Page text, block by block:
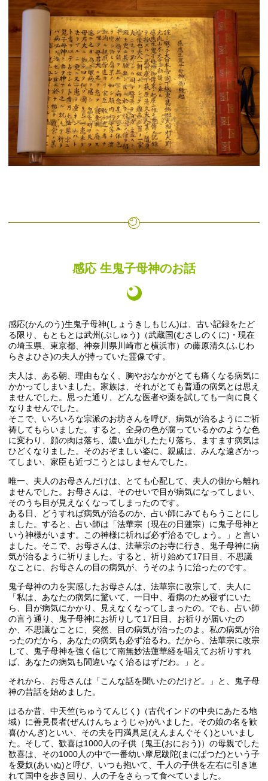
感応 生鬼子母神のお話
感応(かんのう)生鬼子母神(しょうきしもじん)は、古い記録をたど
る限り、もともとは武州(ぶしゅう)（武蔵国(むさしのくに)・現在
の埼玉県、東京都、神奈川県川崎市と横浜市）の藤原清久(ふじわ
らきよひさ)の夫人が持っていた霊像です。
夫人は、ある朝、理由もなく、胸やおなかがとても痛くなる病気に
かかってしまいました。家族は、それがとても普通の病気とは思え
ませんでした。思った通り、どんな医者や薬を試しても一向に良く
なりませんでした。
そこで、いろいろな宗派のお坊さんを呼び、病気が治るようにご祈
祷してもらいました。すると、全身の色が腐っているかのような色
に変わり、顔の肉は落ち、濃い血がしたたり落ち、ますます病気は
ひどくなりました。そのおぞましい姿に、親戚は、みんな遠ざかっ
てしまい、家臣も近づこうとはしませんでした。
唯一、夫人のお母さんだけは、とても心配して、夫人の側から離れ
ませんでした。お母さんは、そのせいで目が病気になってしまい、
そのうち目が見えなくなってしまったのです。
ある日、どうすれば病気が治るのか、占い師にみてもらうことにし
ました。すると、占い師は「法華宗（現在の日蓮宗）に鬼子母神と
いう神様がいます。この神様に祈れば必ず治るでしょう。」と言い
ました。そこで、お母さんは、法華宗のお寺に行き、鬼子母神に病
気が治るように祈りました。すると、祈り始めて17日目、不思議
なことに、お母さんの目の病気が、うそのように治ったのです。
鬼子母神の力を実感したお母さんは、法華宗に改宗して、夫人に
「私は、あなたの病気に驚いて、一日中、看病のため寝ずにいた
ら、目が病気にかかり、見えなくなってしまったの。でも、占い師
の言う通り、鬼子母神にお祈りして17日目、お祈りが届いたの
か、不思議なことに、突然、目の病気が治ったのよ。私の病気が治
ったのだから、あなたの病気も必ず治るわ。だから、法華宗に改宗
して、鬼子母神を強く信じて南無妙法蓮華経を唱えてお祈りすれ
ば、あなたの病気も間違いなく治るはずだわ。」と。
それから、お母さんは「こんな話を聞いたのだけど。」と、鬼子母
神の昔話を始めました。
はるか昔、中天竺(ちゅうてんじく)（古代インドの中央にあたる地
域）に善見長者(ぜんけんちょうじゃ)がいました。その娘の名を歓
喜(かんぎ)といい、その夫を円満具足(えんまんぐそく)といいまし
た。そして、歓喜は1000人の子供（鬼王(おにおう)）の母親でした
歓喜は、その1000人の中で一番幼い摩尼跋陀(まにばつだ)という子
を愛奴(あいぬ)と呼び、いつも抱いて、千人の子供を左右に引き連
れて国中を歩き回り、人の子をさらって食べていました。